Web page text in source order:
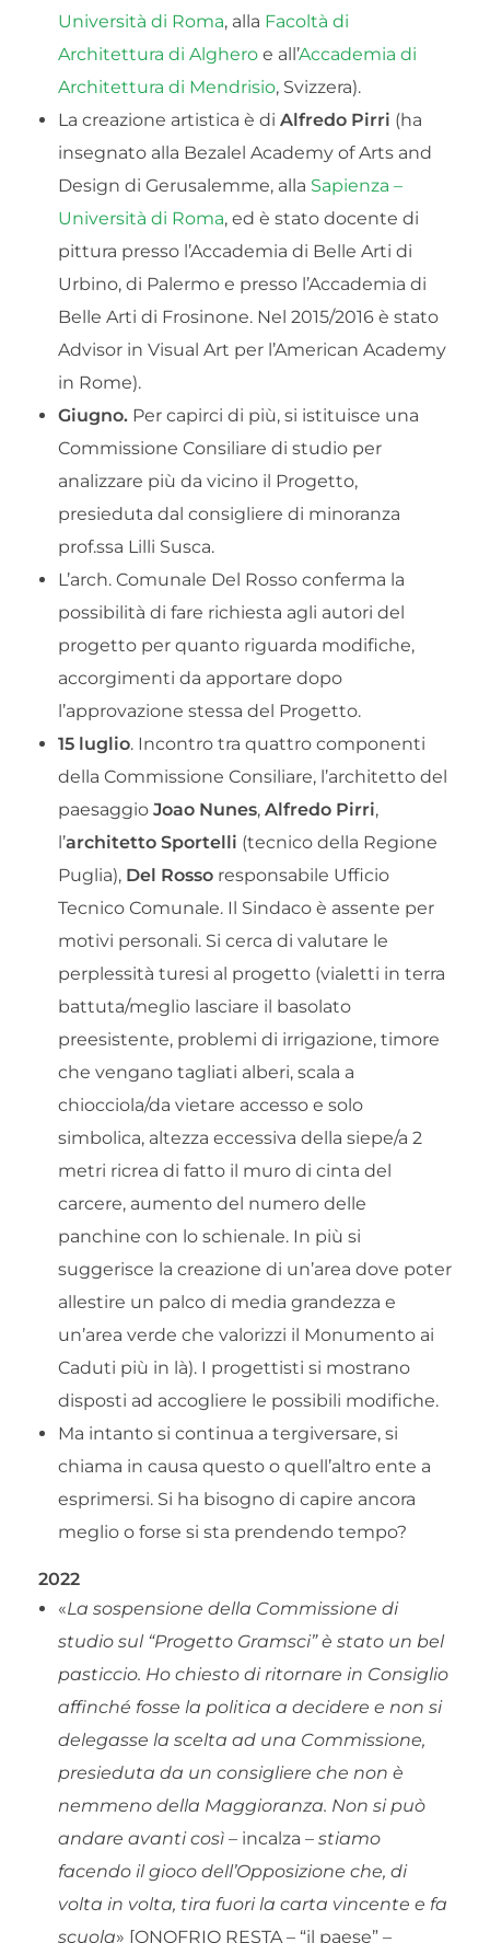
Università di Roma, alla Facoltà di
Architettura di Algheroe all’Accademia di
Architettura di Mendrisio, Svizzera).
La creazione artistica è di Alfredo Pirri (ha
insegnato alla Bezalel Academy of Arts and
Design di Gerusalemme, alla Sapienza –
Università di Roma, ed è stato docente di
pittura presso l’Accademia di Belle Arti di
Urbino, di Palermo e presso l’Accademia di
Belle Arti di Frosinone. Nel 2015/2016 è stato
Advisor in Visual Art per l’American Academy
in Rome).
Giugno.Per capirci di più, si istituisce una
Commissione Consiliare di studio per
analizzare più da vicino il Progetto,
presieduta dal consigliere di minoranza
prof.ssa Lilli Susca.
L’arch. Comunale Del Rosso conferma la
possibilità di fare richiesta agli autori del
progetto per quanto riguarda modifiche,
accorgimenti da apportare dopo
l’approvazione stessa del Progetto.
15 luglio. Incontro tra quattro componenti
della Commissione Consiliare, l’architetto del
paesaggio Joao Nunes, Alfredo Pirri,
l’architetto Sportelli (tecnico della Regione
Puglia), Del Rossoresponsabile Ufficio
Tecnico Comunale. Il Sindaco è assente per
motivi personali. Si cerca di valutare le
perplessità turesi al progetto (vialetti in terra
battuta/meglio lasciare il basolato
preesistente, problemi di irrigazione, timore
che vengano tagliati alberi, scala a
chiocciola/da vietare accesso e solo
simbolica, altezza eccessiva della siepe/a 2
metri ricrea di fatto il muro di cinta del
carcere, aumento del numero delle
panchine con lo schienale. In più si
suggerisce la creazione di un’area dove poter
allestire un palco di media grandezza e
un’area verde che valorizzi il Monumento ai
Caduti più in là). I progettisti si mostrano
disposti ad accogliere le possibili modifiche.
Ma intanto si continua a tergiversare, si
chiama in causa questo o quell’altro ente a
esprimersi. Si ha bisogno di capire ancora
meglio o forse si sta prendendo tempo?
2022
«La sospensione della Commissione di
studio sul “Progetto Gramsci” è stato un bel
pasticcio. Ho chiesto di ritornare in Consiglio
affinché fosse la politica a decidere e non si
delegasse la scelta ad una Commissione,
presieduta da un consigliere che non è
nemmeno della Maggioranza. Non si può
andare avanti così – incalza –stiamo
facendo il gioco dell’Opposizione che, di
volta in volta, tira fuori la carta vincente e fa
scuola» [ONOFRIO RESTA – “il paese” –